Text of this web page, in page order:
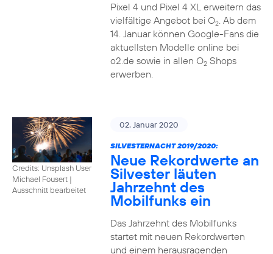
Pixel 4 und Pixel 4 XL erweitern das
vielfältige Angebot bei O2. Ab dem
14. Januar können Google-Fans die
aktuellsten Modelle online bei
o2.de sowie in allen O2Shops
erwerben.
Credits: Unsplash User
Michael Fousert |
Ausschnitt bearbeitet
02. Januar 2020
SILVESTERNACHT 2019/2020:
Neue Rekordwerte an
Silvester läuten
Jahrzehnt des
Mobilfunks ein
Das Jahrzehnt des Mobilfunks
startet mit neuen Rekordwerten
und einem herausragenden